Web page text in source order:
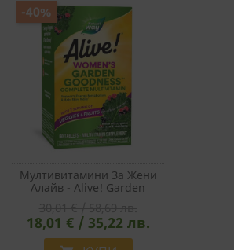
Мултивитамини За Жени
Алайв - Alive! Garden
18,01 € / 35,22 лв.
-40%